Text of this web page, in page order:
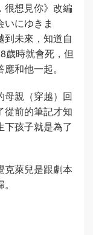
很想見你》改編
にゆきま
到未來，知道自
歲時就會死，但
和他一起。
母親（穿越）回
從前的筆記才知
下孩子就是為了
克萊兒是跟劇本